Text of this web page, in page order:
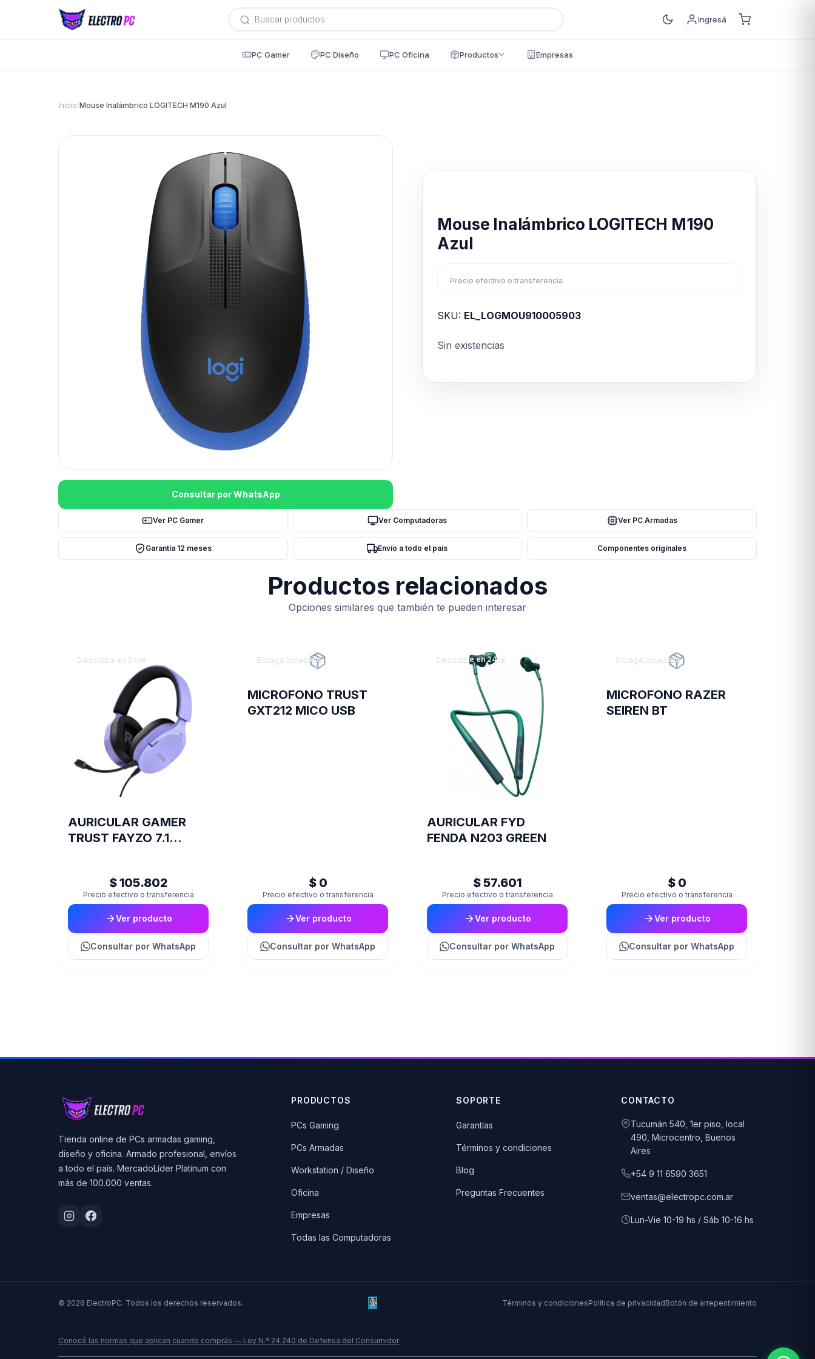
Búsqueda
de
productos
Ingresá
PC Gamer PC Diseño PC Oficina Productos Empresas
Inicio/Mouse Inalámbrico LOGITECH M190 Azul
Consultar por WhatsApp
Mouse Inalámbrico LOGITECH M190
Azul
Precio efectivo o transferencia
SKU: EL_LOGMOU910005903
Sin existencias
Ver PC Gamer Ver Computadoras Ver PC Armadas
Garantía 12 meses Envío a todo el país Componentes originales
Productos relacionados
Opciones similares que también te pueden interesar
Disponible en 24hs
AURICULAR GAMER
TRUST FAYZO 7.1
$ 105.802
Precio efectivo o transferencia
Ver producto
Consultar por WhatsApp
Entrega inmediata
MICROFONO TRUST
GXT212 MICO USB
$ 0
Precio efectivo o transferencia
Ver producto
Consultar por WhatsApp
Disponible en 24hs
AURICULAR FYD
FENDA N203 GREEN
$ 57.601
Precio efectivo o transferencia
Ver producto
Consultar por WhatsApp
Entrega inmediata
MICROFONO RAZER
SEIREN BT
$ 0
Precio efectivo o transferencia
Ver producto
Consultar por WhatsApp
Tienda online de PCs armadas gaming,
diseño y oficina. Armado profesional, envíos
a todo el país. MercadoLíder Platinum con
más de 100.000 ventas.
PRODUCTOS
PCs Gaming
PCs Armadas
Workstation / Diseño
Oficina
Empresas
Todas las Computadoras
SOPORTE
Garantías
Términos y condiciones
Blog
Preguntas Frecuentes
CONTACTO
Tucumán 540, 1er piso, local
490, Microcentro, Buenos
Aires
+54 9 11 6590 3651
ventas@electropc.com.ar
Lun-Vie 10-19 hs / Sáb 10-16 hs
© 2026 ElectroPC. Todos los derechos reservados. Términos y condicionesPolítica de privacidadBotón de arrepentimiento
Conocé las normas que aplican cuando comprás — Ley N.º 24.240 de Defensa del Consumidor